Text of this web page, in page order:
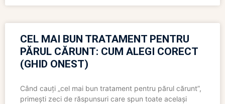
CEL MAI BUN TRATAMENT PENTRU
PĂRUL CĂRUNT: CUM ALEGI CORECT
(GHID ONEST)
Când cauți „cel mai bun tratament pentru părul cărunt”,
primești zeci de răspunsuri care spun toate același